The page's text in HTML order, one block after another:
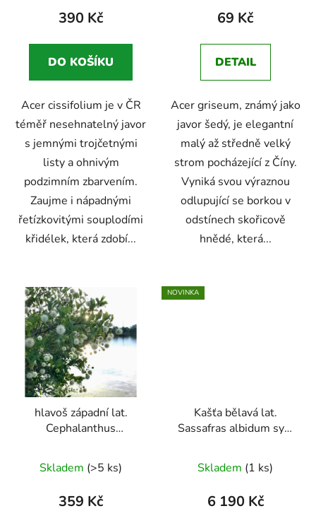
390 Kč
DO KOŠÍKU
Acer cissifolium je v ČR
téměř nesehnatelný javor
s jemnými trojčetnými
listy a ohnivým
podzimním zbarvením.
Zaujme i nápadnými
řetízkovitými souplodími
křidélek, která zdobí...
69 Kč
DETAIL
Acer griseum, známý jako
javor šedý, je elegantní
malý až středně velký
strom pocházející z Číny.
Vyniká svou výraznou
odlupující se borkou v
odstínech skořicově
hnědé, která...
hlavoš západní lat.
Cephalanthus
Neobvyklý keř pro vlhčí
stanoviště s
hodnocení
produktu
Skladem (>5 ks)
359 Kč
NOVINKA
Kašťa bělavá lat.
Sassafras albidum syn.
sbírkový
severoamerický strom s
Skladem (1 ks)
6 190 Kč